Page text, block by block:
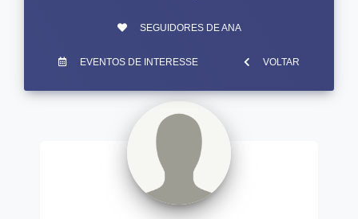
SEGUIDORES DE ANA
EVENTOS DE INTERESSE VOLTAR